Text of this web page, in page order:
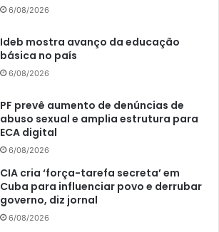
6/08/2026
Ideb mostra avanço da educação
básica no país
6/08/2026
PF prevê aumento de denúncias de
abuso sexual e amplia estrutura para
ECA digital
6/08/2026
CIA cria ‘força-tarefa secreta’ em
Cuba para influenciar povo e derrubar
governo, diz jornal
6/08/2026